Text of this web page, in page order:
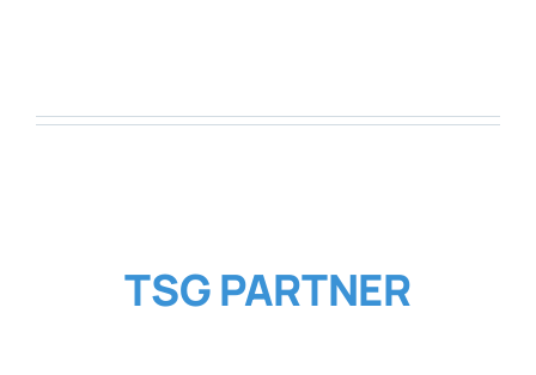
TSG PARTNER